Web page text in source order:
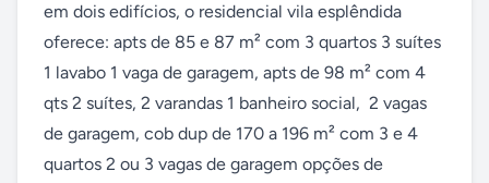
em dois edifícios, o residencial vila esplêndida
oferece: apts de 85 e 87 m² com 3 quartos 3 suítes
1 lavabo 1 vaga de garagem, apts de 98 m² com 4
qts 2 suítes, 2 varandas 1 banheiro social,  2 vagas
de garagem, cob dup de 170 a 196 m² com 3 e 4
quartos 2 ou 3 vagas de garagem opções de